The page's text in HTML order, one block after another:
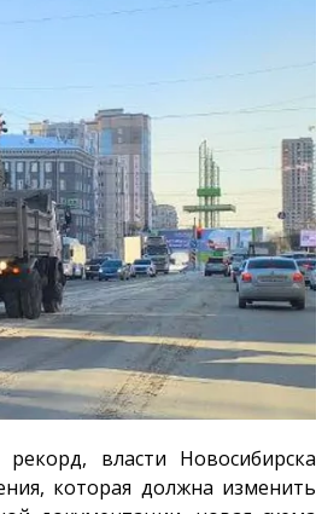
власти Новосибирска
которая должна изменить